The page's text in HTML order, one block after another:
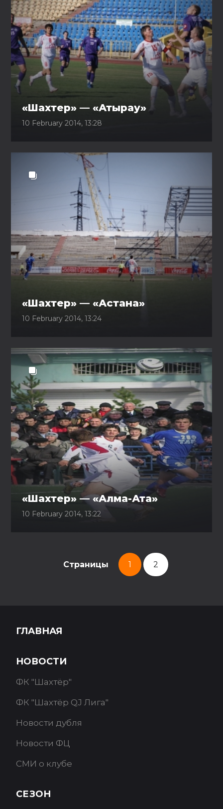
«Шахтер» — «Атырау»
10 February 2014, 13:28
«Шахтер» — «Астана»
10 February 2014, 13:24
«Шахтер» — «Алма-Ата»
10 February 2014, 13:22
Страницы 1 2
ГЛАВНАЯ
НОВОСТИ
ФК "Шахтёр"
ФК "Шахтёр QJ Лига"
Новости дубля
Новости ФЦ
СМИ о клубе
СЕЗОН